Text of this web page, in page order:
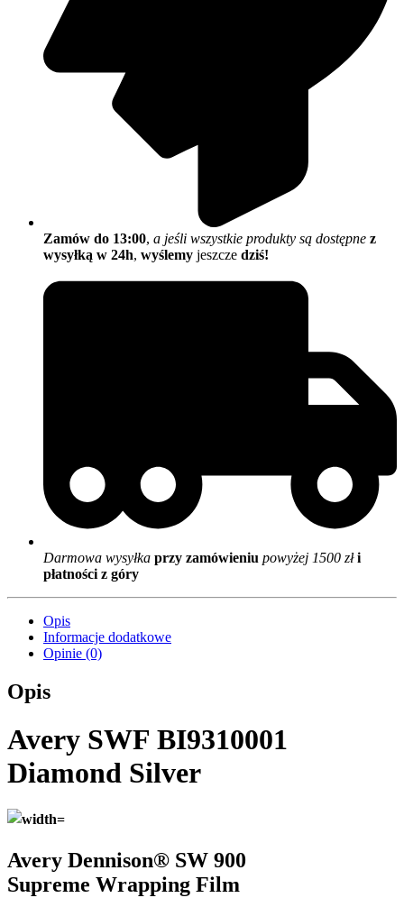
Zamów do 13:00, a jeśli wszystkie produkty są dostępne z
wysyłką w 24h, wyślemy jeszcze dziś!
Darmowa wysyłka przy zamówieniu powyżej 1500 złi
płatności z góry
Opis
Informacje dodatkowe
Opinie (0)
Opis
Avery SWF BI9310001
Diamond Silver
Avery Dennison® SW 900
Supreme Wrapping Film